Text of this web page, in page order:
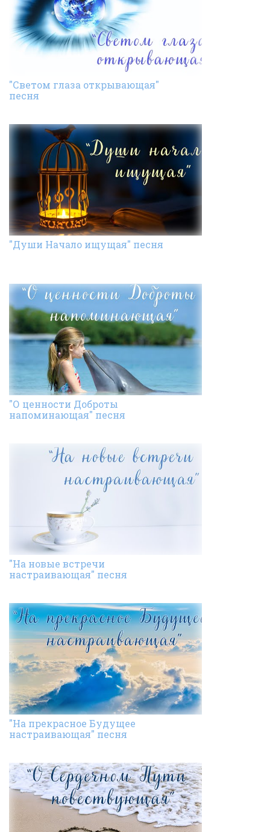
"Светом глаза открывающая"
песня
"Души Начало ищущая" песня
"О ценности Доброты
напоминающая" песня
"На новые встречи
настраивающая" песня
"На прекрасное Будущее
настраивающая" песня